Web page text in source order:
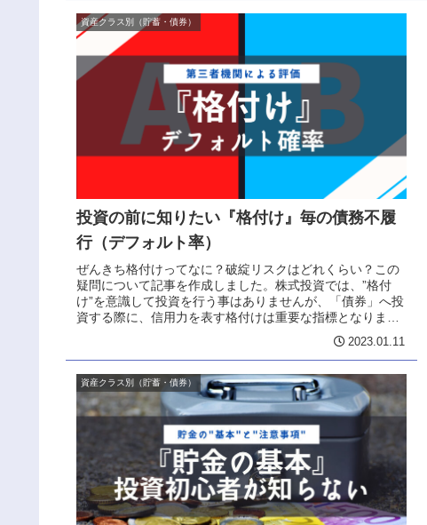
資産クラス別（貯蓄・債券）
投資の前に知りたい『格付け』毎の債務不履
行（デフォルト率）
ぜんきち格付けってなに？破綻リスクはどれくらい？この
疑問について記事を作成しました。株式投資では、”格付
け”を意識して投資を行う事はありませんが、「債券」へ投
資する際に、信用力を表す格付けは重要な指標となりま
2023.01.11
資産クラス別（貯蓄・債券）